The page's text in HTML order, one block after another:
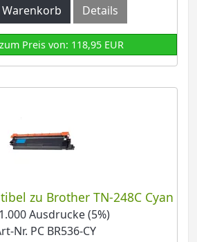
Details
Preis von: 118,95 EUR
zu Brother TN-248C Cyan
Ausdrucke (5%)
Nr. PC BR536-CY